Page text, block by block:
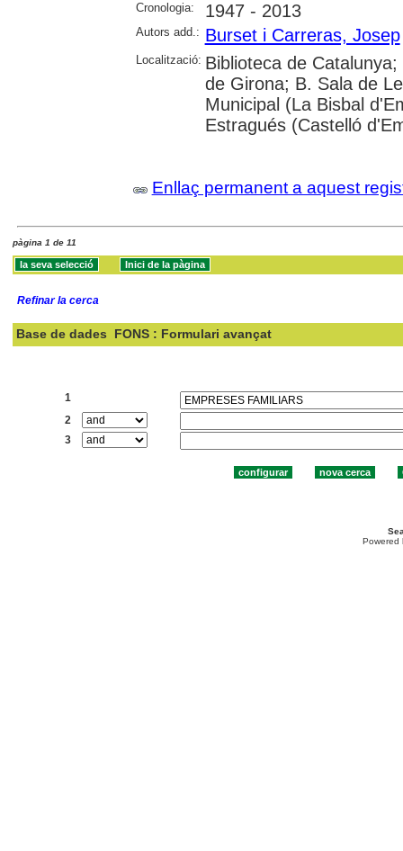
Cronologia: 1947 - 2013
Autors add.: Burset i Carreras, Josep
Localització: Biblioteca de
de Girona; B. Sala de
Municipal (La Bisbal
Estragués (Castelló
Enllaç permanent a aquest
pàgina 1 de 11
Refinar la cerca
Base de dades FONS : Formulari avançat
1
2
3